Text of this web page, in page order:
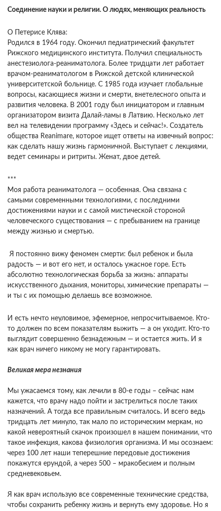
Соединение науки и религии. О людях, меняющих реальность
О Петерисе Клява:
Родился в 1964 году. Окончил педиатрический факультет
Рижского медицинского института. Получил специальность
анестезиолога-реаниматолога. Более тридцати лет работает
врачом-реаниматологом в Рижской детской клинической
университетской больнице. С 1985 года изучает глобальные
вопросы, касающиеся жизни и смерти, внетелесного опыта и
развития человека. В 2001 году был инициатором и главным
организатором визита Далай-ламы в Латвию. Несколько лет
вел на телевидении программу «Здесь и сейчас!». Создатель
общества Reanimare, которое ищет ответы на извечный вопрос:
как сделать нашу жизнь гармоничной. Выступает с лекциями,
ведет семинары и ритриты. Женат, двое детей.
***
Моя работа реаниматолога — особенная. Она связана с
самыми современными технологиями, с последними
достижениями науки и с самой мистической стороной
человеческого существования — с пребыванием на границе
между жизнью и смертью.
Я постоянно вижу феномен смерти: был ребенок и была
радость — и вот его нет, и осталось ужасное горе. Есть
абсолютно технологическая борьба за жизнь: аппараты
искусственного дыхания, мониторы, химические препараты —
и ты с их помощью делаешь все возможное.
И есть нечто неуловимое, эфемерное, непросчитываемое. Кто-
то должен по всем показателям выжить — а он уходит. Кто-то
выглядит совершенно безнадежным — и остается жить. И я
как врач ничего никому не могу гарантировать.
Великая мера незнания
Мы ужасаемся тому, как лечили в 80-е годы – сейчас нам
кажется, что врачу надо пойти и застрелиться после таких
назначений. А тогда все правильным считалось. И всего ведь
тридцать лет минуло, так мало по историческим меркам, но
какой невероятный скачок произошел в нашем понимании, что
такое инфекция, какова физиология организма. И мы осознаем:
через 100 лет наши теперешние передовые достижения
покажутся ерундой, а через 500 – мракобесием и полным
средневековьем.
Я как врач использую все современные технические средства,
чтобы сохранить ребенку жизнь и вернуть ему здоровье. Но я